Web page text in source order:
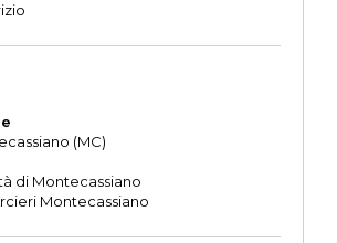
(MC)
di Montecassiano
Montecassiano